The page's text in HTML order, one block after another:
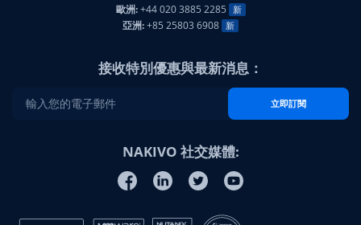
歐洲:+44 020 3885 2285 新
亞洲:+85 25803 6908 新
接收特別優惠與最新消息：
立即訂閱
NAKIVO 社交媒體: